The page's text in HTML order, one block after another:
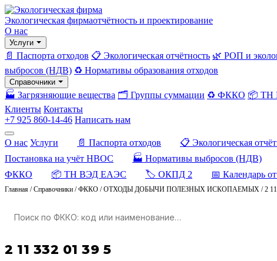
Экологическая фирмаотчётность и проектирование
О нас
Услуги
📄 Паспорта отходов 📋 Экологическая отчётность 🌿 РОП и
выбросов (НДВ) ♻️ Нормативы образования отходов
Справочники
🏭 Загрязняющие вещества 🗂️ Группы суммации ♻️ ФККО 📦 ТН
Клиенты Контакты
+7 925 860-14-46 Написать нам
О нас Услуги 📄 Паспорта отходов 📋 Экологическая
Постановка на учёт НВОС
🏭 Нормативы выбросов (НДВ)
ФККО
📦 ТН ВЭД ЕАЭС 🏷️ ОКПД 2 📅 Календарь
Главная /Справочники /ФККО /ОТХОДЫ ДОБЫЧИ ПОЛЕЗНЫХ ИСКОПАЕМЫХ /2
2 11 332 01 39 5